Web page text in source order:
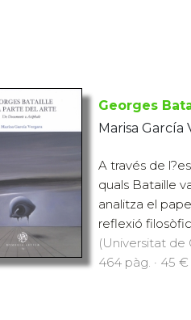
Georges
Marisa García
A través de
quals Bataille
analitza el
reflexió
(Universitat de
464 pàg. · 45 €